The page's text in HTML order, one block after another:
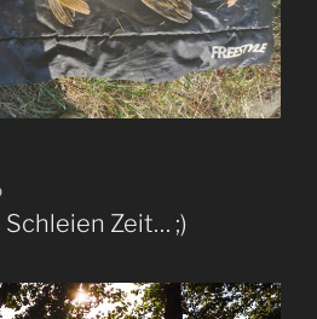
Zeit… ;)